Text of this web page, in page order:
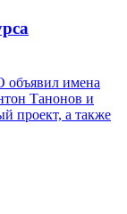
объявил имена
Танонов и
проект, а также